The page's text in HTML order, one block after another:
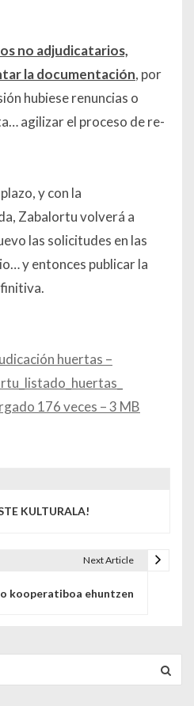
no adjudicatarios,
la documentación, por
hubiese renuncias o
agilizar el proceso de re-
y con la
Zabalortu volverá a
las solicitudes en las
y entonces publicar la
huertas –
176 veces – 3 MB
KULTURALA!
Next Article
kooperatiboa ehuntzen